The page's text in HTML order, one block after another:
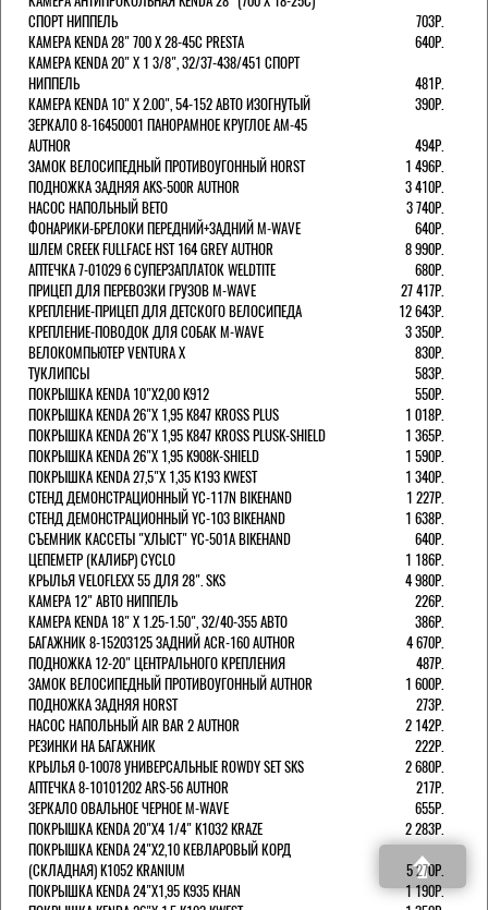
СПОРТ НИППЕЛЬ
703Р.
КАМЕРА KENDA 28" 700 Х 28-45С PRESTA
640Р.
КАМЕРА KENDA 20" Х 1 3/8", 32/37-438/451 СПОРТ
НИППЕЛЬ
481Р.
КАМЕРА KENDA 10" Х 2.00", 54-152 АВТО ИЗОГНУТЫЙ
390Р.
ЗЕРКАЛО 8-16450001 ПАНОРАМНОЕ КРУГЛОЕ AM-45
AUTHOR
494Р.
ЗАМОК ВЕЛОСИПЕДНЫЙ ПРОТИВОУГОННЫЙ HORST
1 496Р.
ПОДНОЖКА ЗАДНЯЯ AKS-500R AUTHOR
3 410Р.
НАСОС НАПОЛЬНЫЙ BETO
3 740Р.
ФОНАРИКИ-БРЕЛОКИ ПЕРЕДНИЙ+ЗАДНИЙ M-WAVE
640Р.
ШЛЕМ CREEK FULLFACE HST 164 GREY AUTHOR
8 990Р.
АПТЕЧКА 7-01029 6 СУПЕРЗАПЛАТОК WELDTITE
680Р.
ПРИЦЕП ДЛЯ ПЕРЕВОЗКИ ГРУЗОВ M-WAVE
27 417Р.
КРЕПЛЕНИЕ-ПРИЦЕП ДЛЯ ДЕТСКОГО ВЕЛОСИПЕДА
12 643Р.
КРЕПЛЕНИЕ-ПОВОДОК ДЛЯ СОБАК M-WAVE
3 350Р.
ВЕЛОКОМПЬЮТЕР VENTURA Х
830Р.
ТУКЛИПСЫ
583Р.
ПОКРЫШКА KENDA 10"Х2,00 K912
550Р.
ПОКРЫШКА KENDA 26"Х 1,95 K847 KROSS PLUS
1 018Р.
ПОКРЫШКА KENDA 26"Х 1,95 K847 KROSS PLUSK-SHIELD
1 365Р.
ПОКРЫШКА KENDA 26"Х 1,95 K908K-SHIELD
1 590Р.
ПОКРЫШКА KENDA 27,5"Х 1,35 K193 KWEST
1 340Р.
СТЕНД ДЕМОНСТРАЦИОННЫЙ YC-117N BIKEHAND
1 227Р.
СТЕНД ДЕМОНСТРАЦИОННЫЙ YC-103 BIKEHAND
1 638Р.
СЪЕМНИК КАССЕТЫ "ХЛЫСТ" YC-501A BIKEHAND
640Р.
ЦЕПЕМЕТР (КАЛИБР) CYCLO
1 186Р.
КРЫЛЬЯ VELOFLEXX 55 ДЛЯ 28". SKS
4 980Р.
КАМЕРА 12" АВТО НИППЕЛЬ
226Р.
КАМЕРА KENDA 18" Х 1.25-1.50", 32/40-355 АВТО
386Р.
БАГАЖНИК 8-15203125 ЗАДНИЙ ACR-160 AUTHOR
4 670Р.
ПОДНОЖКА 12-20" ЦЕНТРАЛЬНОГО КРЕПЛЕНИЯ
487Р.
ЗАМОК ВЕЛОСИПЕДНЫЙ ПРОТИВОУГОННЫЙ AUTHOR
1 600Р.
ПОДНОЖКА ЗАДНЯЯ HORST
273Р.
НАСОС НАПОЛЬНЫЙ AIR BAR 2 AUTHOR
2 142Р.
РЕЗИНКИ НА БАГАЖНИК
222Р.
КРЫЛЬЯ 0-10078 УНИВЕРСАЛЬНЫЕ ROWDY SET SKS
2 680Р.
АПТЕЧКА 8-10101202 ARS-56 AUTHOR
217Р.
ЗЕРКАЛО ОВАЛЬНОЕ ЧЕРНОЕ M-WAVE
655Р.
ПОКРЫШКА KENDA 20"Х4 1/4" K1032 KRAZE
2 283Р.
ПОКРЫШКА KENDA 24"Х2,10 КЕВЛАРОВЫЙ КОРД
(СКЛАДНАЯ) K1052 KRANIUM
5 270Р.
ПОКРЫШКА KENDA 24"Х1,95 K935 KHAN
1 190Р.